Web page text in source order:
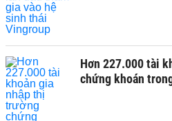
Hơn 227.000 tài
chứng khoán